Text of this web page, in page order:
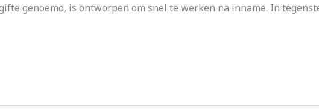
genoemd, is ontworpen om snel te werken na inname. In